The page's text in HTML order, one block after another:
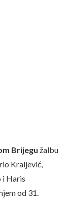
Brijegu žalbu
Kraljević,
i Haris
od 31.